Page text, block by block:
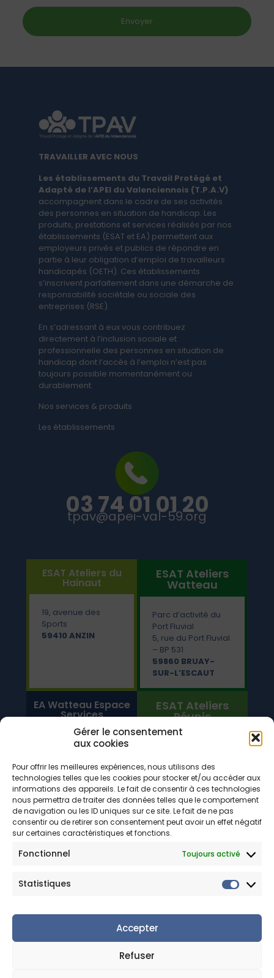
Gérer le consentement
aux cookies
Pour offrir les meilleures expériences, nous utilisons des
technologies telles que les cookies pour stocker et/ou accéder aux
informations des appareils. Le fait de consentir à ces technologies
nous permettra de traiter des données telles que le comportement
de navigation ou les ID uniques sur ce site. Le fait de ne pas
consentir ou de retirer son consentement peut avoir un effet négatif
sur certaines caractéristiques et fonctions.
Fonctionnel Toujours activé
Statistiques
Accepter
Refuser
TRAVAILLER AVEC NOUS
Les établissements du Travail Protégé et
Adapté de l’APEI du Valenciennois ​(T.P.A.V)
accompagnent dans le cadre de ses activités
des personnes en situation de handicap. Les ​
produits, ​prestations et services réalisés par nos
établissements (ESAT et EA) ​permettent aux ​
employeurs privés et publics de répondre ​en
partie à leur obligation d’emploi de travailleurs
handicapés ​(OETH). Ces établissements
s’inscrivent parfaitement dans une démarche de
responsabilité sociétale ou sociale des
entreprises (RSE).
En s’adressant à eux vous contribuez
directement à l’inclusion sociale et
professionnelle des personnes en situation de
handicap dont l’accès à l’emploi n’est pas
toujours possible momentanément ou
durablement.
Nos services & produits
Les établissements
03 74 01 01 20
tpav@apei-val-59.org
ESAT Ateliers du
Hainaut
19, avenue des
Sports
59410 ANZIN
ESAT Ateliers
Watteau
Parc d’activité du
Port Fluvial
5, rue du Port Fluvial
– BP 531
59860 BRUAY-
SUR-L’ESCAUT
EA Watteau Espace
Services
Parc d’activité du
Rue du Port Fluvial
59860 BRUAY-
SUR-L’ESCAUT
ESAT Ateliers
Réunis
59230 SAINT-
AMAND-LES-EAUX
287, rue Emile-
Tabary
59690 VIEUX-
CONDÉ
Mentions légales|Politique de confidentialité